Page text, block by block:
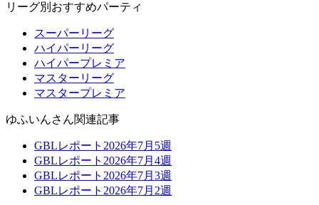
リーグ別おすすめパーティ
スーパーリーグ
ハイパーリーグ
ハイパープレミア
マスターリーグ
マスタープレミア
ゆふいんさん関連記事
GBLレポート2026年7月5週
GBLレポート2026年7月4週
GBLレポート2026年7月3週
GBLレポート2026年7月2週